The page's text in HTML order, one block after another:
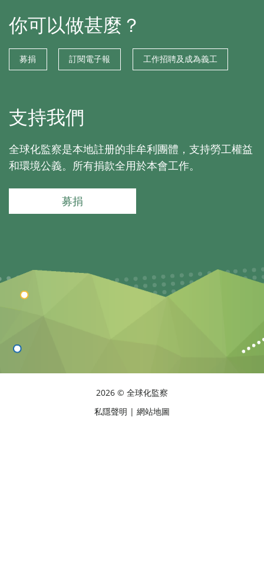
你可以做甚麼？
募捐 訂閱電子報 工作招聘及成為義工
支持我們
全球化監察是本地註册的非牟利團體，支持勞工權益
和環境公義。所有捐款全用於本會工作。
募捐
2026 © 全球化監察
私隱聲明 | 網站地圖